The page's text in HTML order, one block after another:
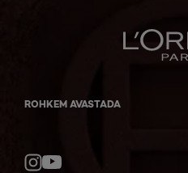
ROHKEM AVASTADA